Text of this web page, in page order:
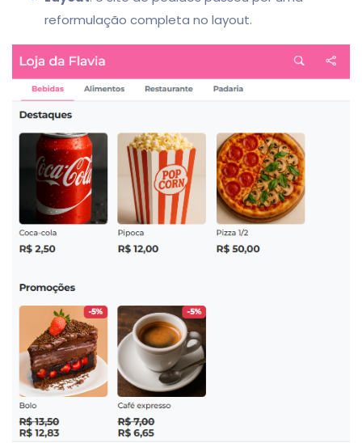
reformulação completa no layout.